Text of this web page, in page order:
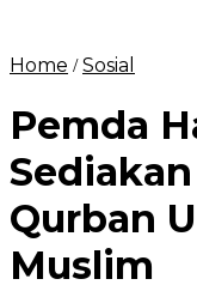
Home /Sosial
Pemda
Qurban
Muslim